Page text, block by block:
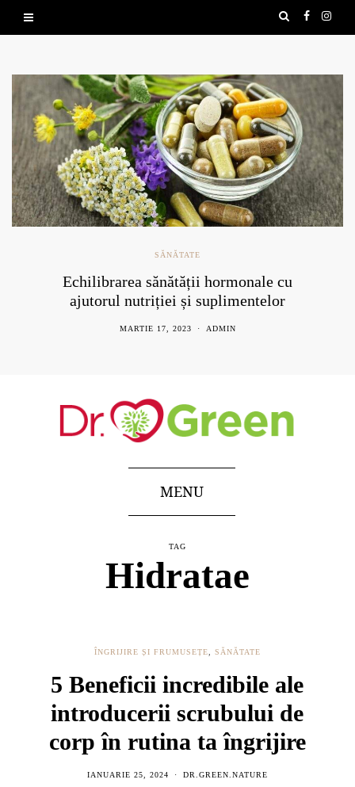
SĂNĂTATE
Echilibrarea sănătății hormonale cu
ajutorul nutriției și suplimentelor
MARTIE 17, 2023 ADMIN
MENU
TAG
Hidratae
ÎNGRIJIRE ȘI FRUMUSEȚE SĂNĂTATE
5 Beneficii incredibile ale
introducerii scrubului de
corp în rutina ta îngrijire
IANUARIE 25, 2024 DR.GREEN.NATURE